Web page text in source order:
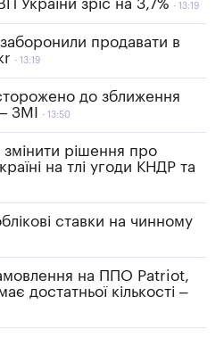
України зріс на 3,7% 13:19
продавати в
13:19
до зближення
ЗМІ
13:50
рішення про
на тлі угоди КНДР та
ставки на чинному
на ППО Patriot,
достатньої кількості –